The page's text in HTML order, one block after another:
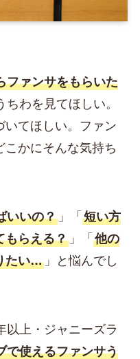
ファンサをもらいた
わを見てほしい。
いてほしい。ファン
かにそんな気持ち
いいの？」「 短い方
もらえる？」「 他の
たい…」と悩んでし
以上・ジャニーズラ
で使えるファンサう